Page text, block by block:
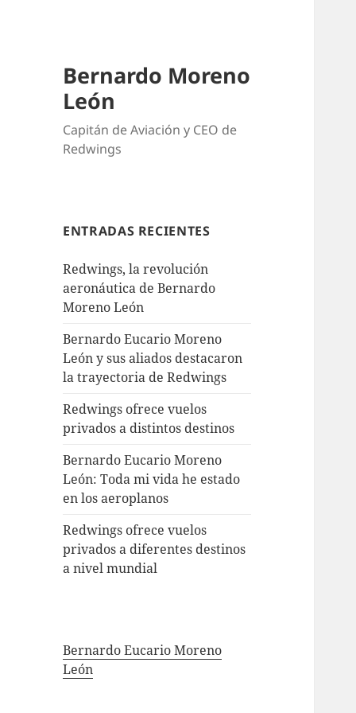
Bernardo Moreno
León
Capitán de Aviación y CEO de
Redwings
ENTRADAS RECIENTES
Redwings, la revolución
aeronáutica de Bernardo
Moreno León
Bernardo Eucario Moreno
León y sus aliados destacaron
la trayectoria de Redwings
Redwings ofrece vuelos
privados a distintos destinos
Bernardo Eucario Moreno
León: Toda mi vida he estado
en los aeroplanos
Redwings ofrece vuelos
privados a diferentes destinos
a nivel mundial
Bernardo Eucario Moreno
León